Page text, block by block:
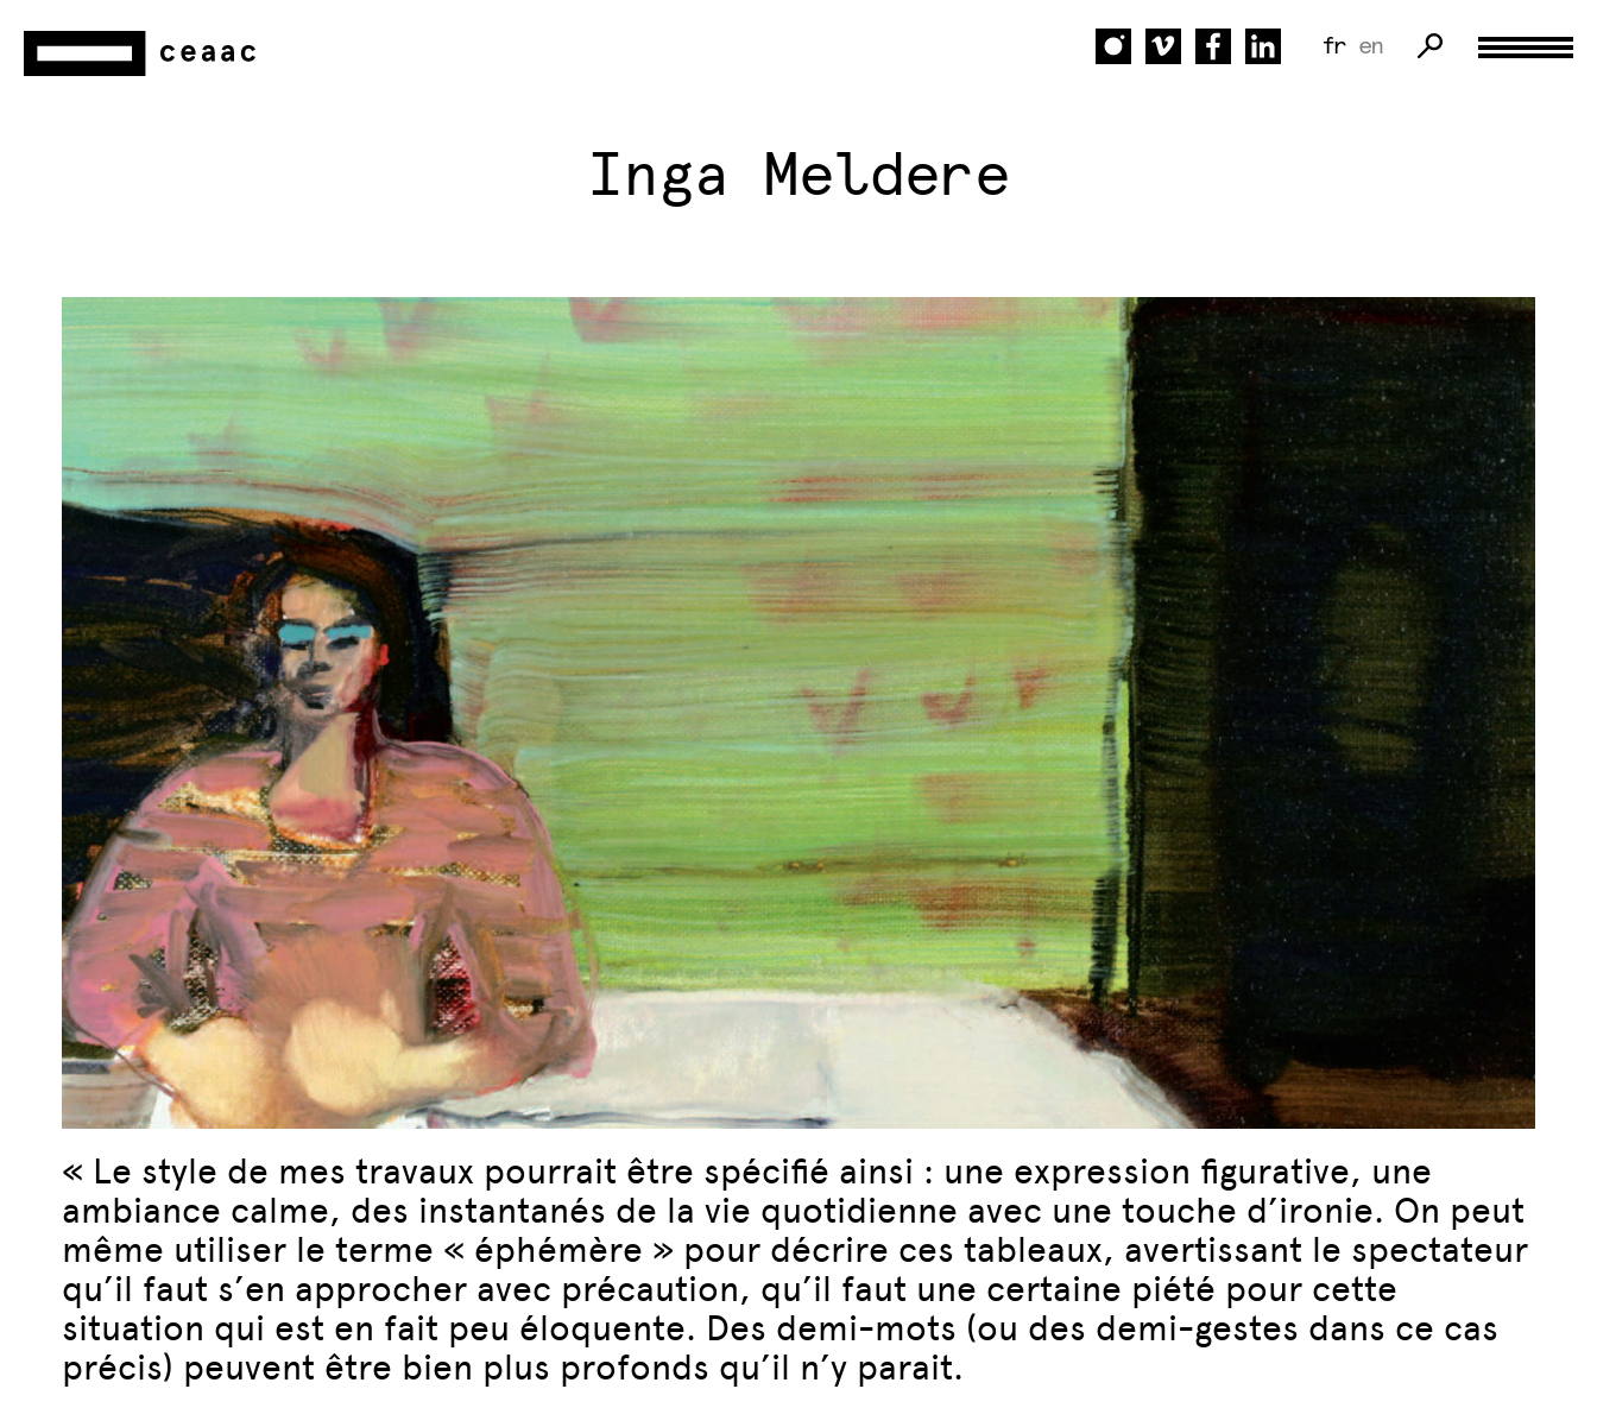
fr en
Inga Meldere
« Le style de mes travaux pourrait être spécifié ainsi : une expression figurative, une
ambiance calme, des instantanés de la vie quotidienne avec une touche d’ironie. On peut
même utiliser le terme « éphémère » pour décrire ces tableaux, avertissant le spectateur
qu’il faut s’en approcher avec précaution, qu’il faut une certaine piété pour cette
situation qui est en fait peu éloquente. Des demi-mots (ou des demi-gestes dans ce cas
précis) peuvent être bien plus profonds qu’il n’y parait.